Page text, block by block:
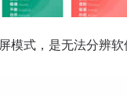
模式，是无法分辨软